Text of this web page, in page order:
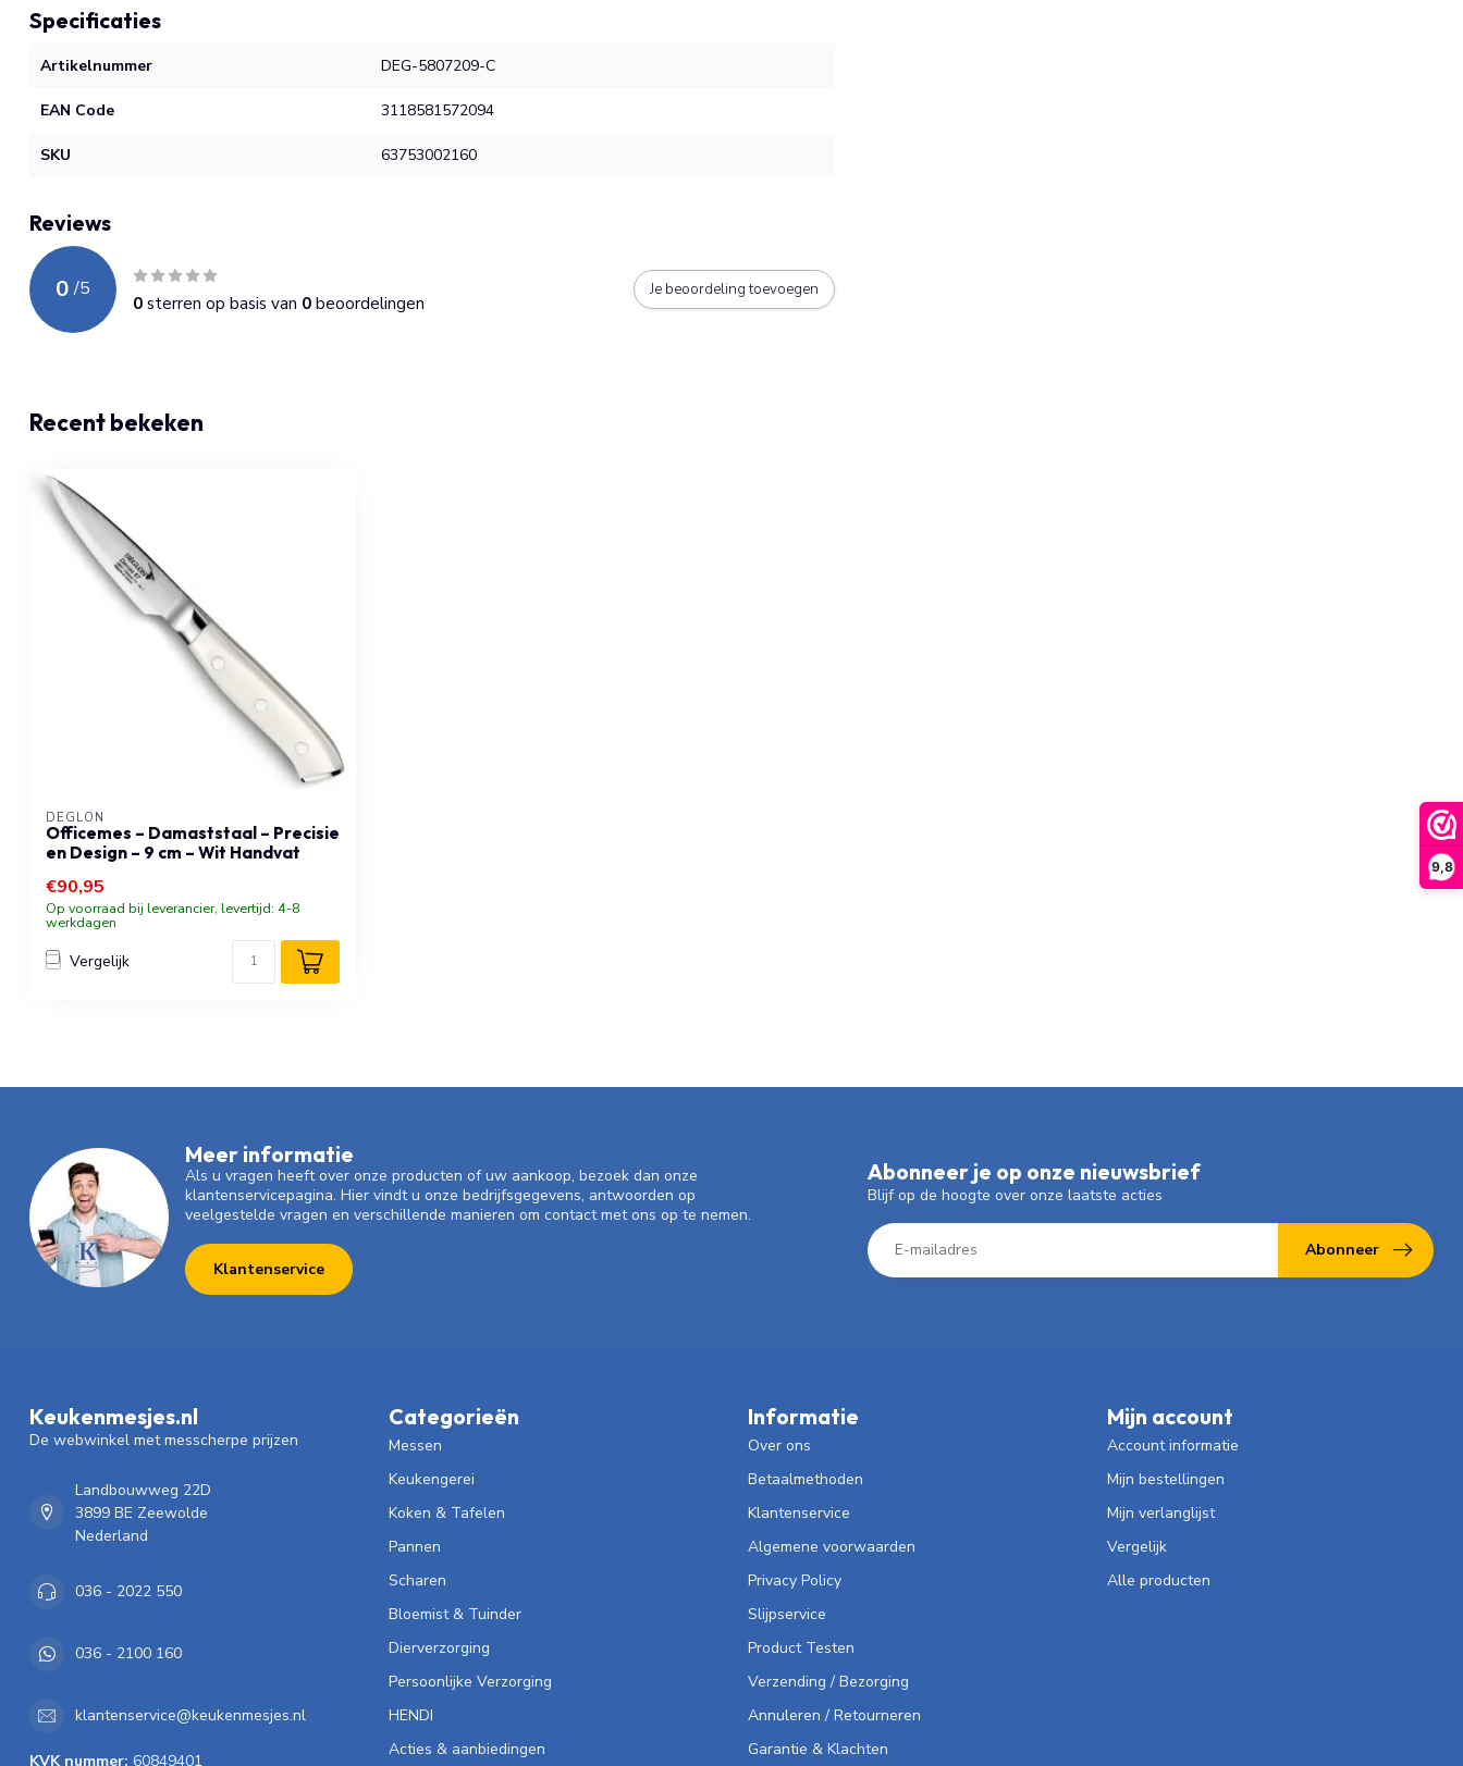
9,8
Specificaties
Artikelnummer DEG-5807209-C
EAN Code 3118581572094
SKU 63753002160
Reviews
0 /5
0sterren op basis van 0beoordelingen
Je beoordeling toevoegen
Recent bekeken
DÉGLON
Officemes – Damaststaal – Precisie
en Design – 9 cm – Wit Handvat
€90,95
Op voorraad bij leverancier, levertijd: 4-8
werkdagen
Vergelijk
Meer informatie
Als u vragen heeft over onze producten of uw aankoop, bezoek dan onze
klantenservicepagina. Hier vindt u onze bedrijfsgegevens, antwoorden op
veelgestelde vragen en verschillende manieren om contact met ons op te nemen.
Klantenservice
Abonneer je op onze nieuwsbrief
Blijf op de hoogte over onze laatste acties
Abonneer
Keukenmesjes.nl
De webwinkel met messcherpe prijzen
Landbouwweg 22D
3899 BE Zeewolde
Nederland
036 - 2022 550
036 - 2100 160
klantenservice@keukenmesjes.nl
KVK nummer: 60849401
Categorieën
Messen
Keukengerei
Koken & Tafelen
Pannen
Scharen
Bloemist & Tuinder
Dierverzorging
Persoonlijke Verzorging
HENDI
Acties & aanbiedingen
Informatie
Over ons
Betaalmethoden
Klantenservice
Algemene voorwaarden
Privacy Policy
Slijpservice
Product Testen
Verzending / Bezorging
Annuleren / Retourneren
Garantie & Klachten
Mijn account
Account informatie
Mijn bestellingen
Mijn verlanglijst
Vergelijk
Alle producten